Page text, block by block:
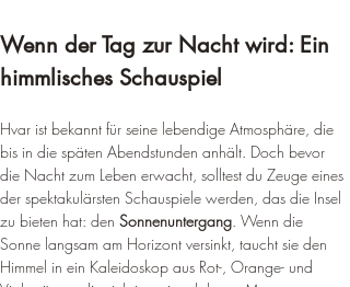
Wenn der Tag zur Nacht wird: Ein
himmlisches Schauspiel
Hvar ist bekannt für seine lebendige Atmosphäre, die
bis in die späten Abendstunden anhält. Doch bevor
die Nacht zum Leben erwacht, solltest du Zeuge eines
der spektakulärsten Schauspiele werden, das die Insel
zu bieten hat: den Sonnenuntergang. Wenn die
Sonne langsam am Horizont versinkt, taucht sie den
Himmel in ein Kaleidoskop aus Rot-, Orange- und